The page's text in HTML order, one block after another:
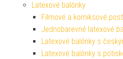
Latexové balónky
Filmové a komiksové
Jednobarevné latexové
Latexové balónky s
Latexové balónky s